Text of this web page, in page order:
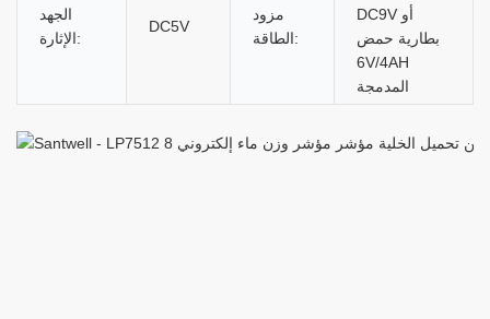
الجهد
الإثارة:
DC5V
مزود
الطاقة:
DC9V أو
بطارية حمض
6V/4AH
المدمجة